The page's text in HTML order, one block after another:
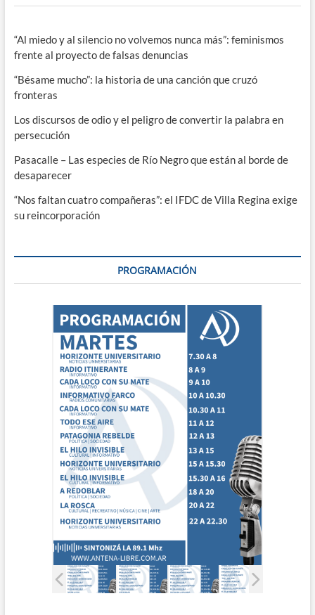
“Al miedo y al silencio no volvemos nunca más”: feminismos
frente al proyecto de falsas denuncias
“Bésame mucho”: la historia de una canción que cruzó
fronteras
Los discursos de odio y el peligro de convertir la palabra en
persecución
Pasacalle – Las especies de Río Negro que están al borde de
desaparecer
“Nos faltan cuatro compañeras”: el IFDC de Villa Regina exige
su reincorporación
PROGRAMACIÓN